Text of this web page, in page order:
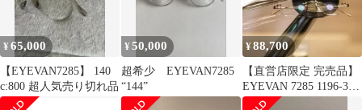
¥65,000
【EYEVAN7285】 140
c:800 超人気売り切れ品
¥50,000
超希少 EYEVAN7285
“144”
¥88,700
【直営店限定 完売品】
EYEVAN 7285 1196-3
900 新品